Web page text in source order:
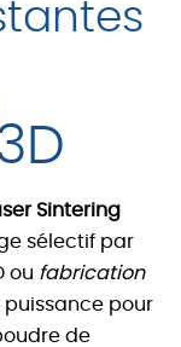
Sintering
sélectif par
ou fabrication
pour
de